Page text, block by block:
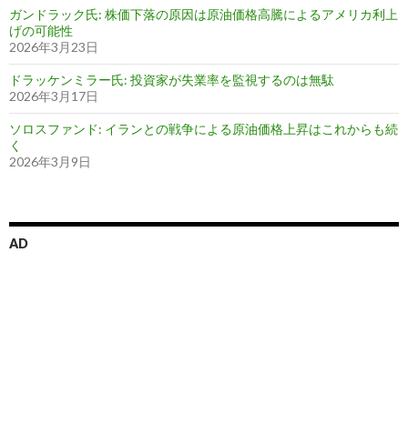
ガンドラック氏: 株価下落の原因は原油価格高騰によるアメリカ利上
げの可能性
2026年3月23日
ドラッケンミラー氏: 投資家が失業率を監視するのは無駄
2026年3月17日
ソロスファンド: イランとの戦争による原油価格上昇はこれからも続
く
2026年3月9日
AD